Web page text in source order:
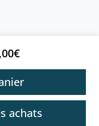
€
achats